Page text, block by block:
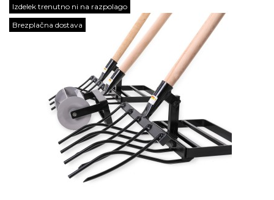
Izdelek trenutno ni na razpolago
Brezplačna dostava